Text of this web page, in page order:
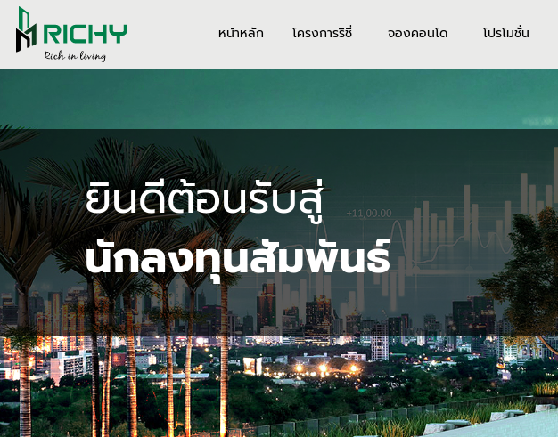
หน้าหลัก โครงการริชี่ จองคอนโด โปรโมชั่น
ยินดีต้อนรับสู่
นักลงทุนสัมพันธ์